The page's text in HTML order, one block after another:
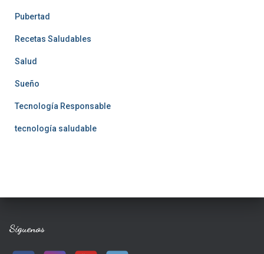
Pubertad
Recetas Saludables
Salud
Sueño
Tecnología Responsable
tecnología saludable
Síguenos